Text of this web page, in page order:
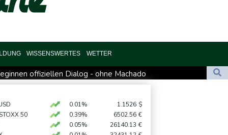
WISSENSWERTES WETTER
offiziellen Dialog - ohne Machado
Arabien
hält zu Infantino
0.01% 1.1526 $
50
0.39% 6502.56 €
0.05% 26140.13 €